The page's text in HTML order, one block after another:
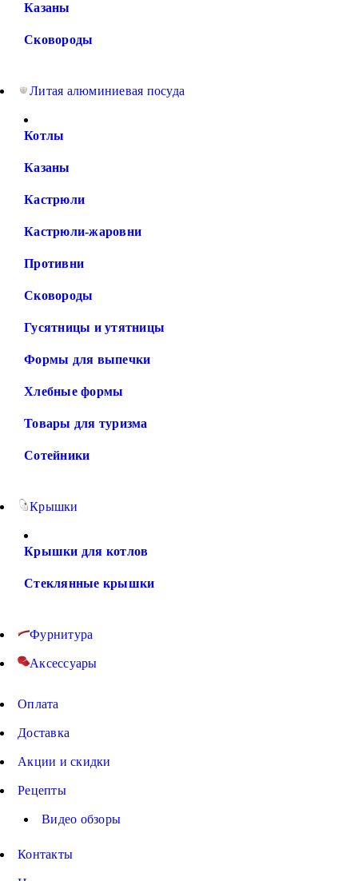
Казаны
Сковороды
Литая алюминиевая посуда
Котлы
Казаны
Кастрюли
Кастрюли-жаровни
Противни
Сковороды
Гусятницы и утятницы
Формы для выпечки
Хлебные формы
Товары для туризма
Сотейники
Крышки
Крышки для котлов
Стеклянные крышки
Фурнитура
Аксессуары
Оплата
Доставка
Акции и скидки
Рецепты
Видео обзоры
Контакты